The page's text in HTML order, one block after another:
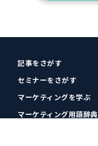
記事をさがす
セミナーをさがす
マーケティングを学ぶ
マーケティング用語辞典